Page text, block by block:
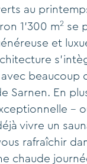
au
1'300 m2 se
et
beaucoup
Sarnen. En
–
vivre un
rafraîchir
chaude